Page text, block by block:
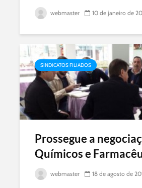
webmaster 10 de janeiro de
SINDICATOS FILIADOS
Prossegue a
Químicos e
webmaster 18 de agosto de